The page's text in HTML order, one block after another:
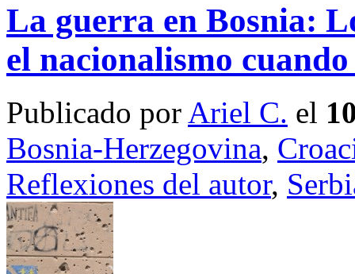
La guerra en Bosnia:
el nacionalismo
Publicado por Ariel C. el
Bosnia-Herzegovina,
Reflexiones del autor,